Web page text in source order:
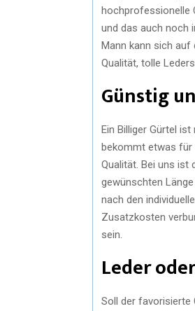
hochprofessionelle
und das auch noch
Mann kann sich auf
Qualität, tolle
Günstig
Ein Billiger Gürtel
bekommt etwas für
Qualität. Bei uns ist
gewünschten
nach den
Zusatzkosten
sein.
Leder
Soll der favorisierte